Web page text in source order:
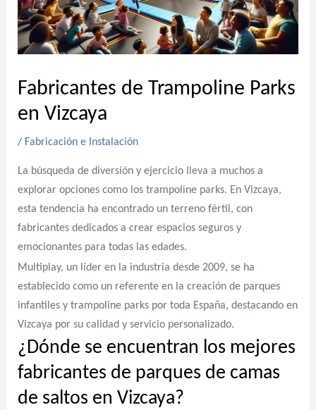
Fabricantes de Trampoline Parks
en Vizcaya
/ Fabricación e Instalación
La búsqueda de diversión y ejercicio lleva a muchos a
explorar opciones como los trampoline parks. En Vizcaya,
esta tendencia ha encontrado un terreno fértil, con
fabricantes dedicados a crear espacios seguros y
emocionantes para todas las edades.
Multiplay, un líder en la industria desde 2009, se ha
establecido como un referente en la creación de parques
infantiles y trampoline parks por toda España, destacando en
Vizcaya por su calidad y servicio personalizado.
¿Dónde se encuentran los mejores
fabricantes de parques de camas
de saltos en Vizcaya?